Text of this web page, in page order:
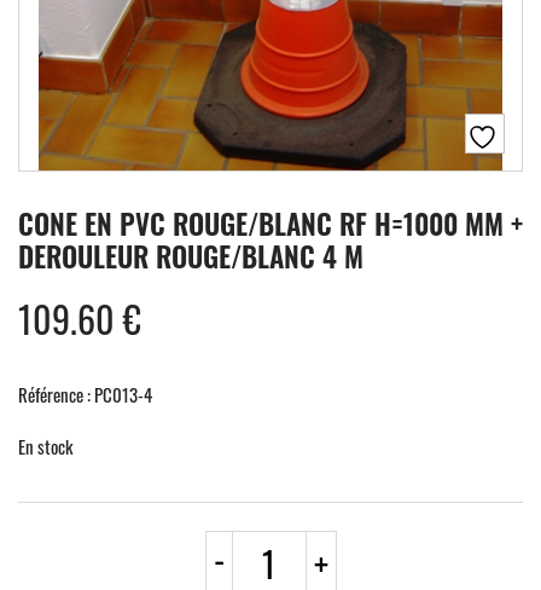
CONE EN PVC ROUGE/BLANC RF H=1000 MM +
DEROULEUR ROUGE/BLANC 4 M
109.60€
Référence : PC013-4
En stock
- quantité
+